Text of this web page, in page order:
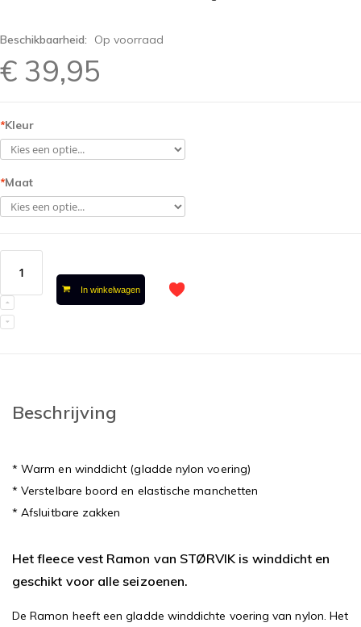
Beschikbaarheid: Op voorraad
€ 39,95
*Kleur
*Maat
In winkelwagen
Beschrijving
* Warm en winddicht (gladde nylon voering)
* Verstelbare boord en elastische manchetten
* Afsluitbare zakken
Het fleece vest Ramon van STØRVIK is winddicht en
geschikt voor alle seizoenen.
De Ramon heeft een gladde winddichte voering van nylon. Het